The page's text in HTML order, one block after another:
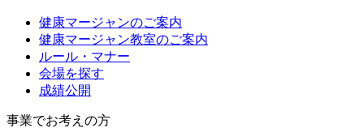
健康マージャンのご案内
健康マージャン教室のご案内
ルール・マナー
会場を探す
成績公開
事業でお考えの方